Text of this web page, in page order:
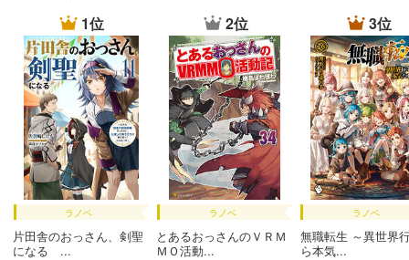
1位
ラノベ
片田舎のおっさん、剣聖
になる ...
2位
ラノベ
とあるおっさんのＶＲＭ
ＭＯ活動...
3位
ラノベ
無職転生 ～異世界
ら本気...